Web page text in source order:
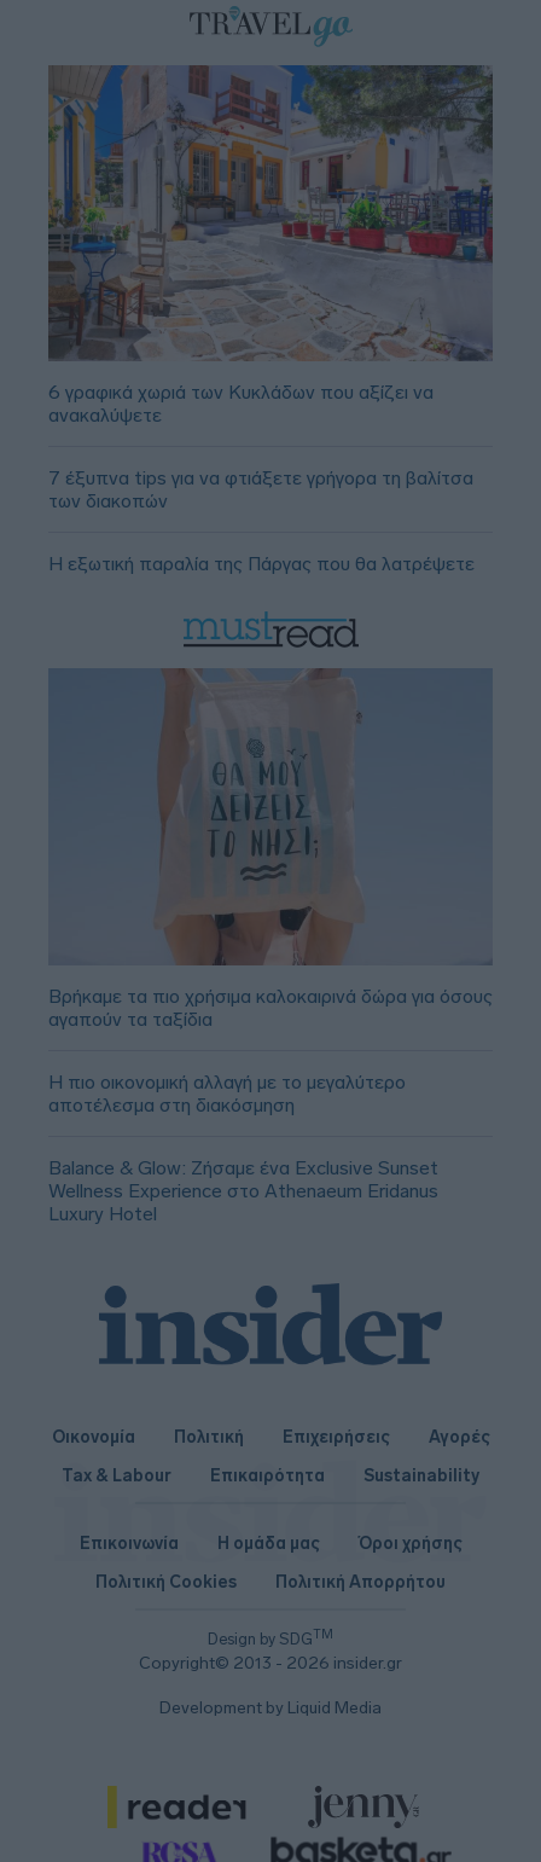
6 γραφικά χωριά των Κυκλάδων που αξίζει να
ανακαλύψετε
7 έξυπνα tips για να φτιάξετε γρήγορα τη βαλίτσα
των διακοπών
Η εξωτική παραλία της Πάργας που θα λατρέψετε
Βρήκαμε τα πιο χρήσιμα καλοκαιρινά δώρα για όσους
αγαπούν τα ταξίδια
Η πιο οικονομική αλλαγή με το μεγαλύτερο
αποτέλεσμα στη διακόσμηση
Balance & Glow: Ζήσαμε ένα Exclusive Sunset
Wellness Experience στο Athenaeum Eridanus
Luxury Hotel
Οικονομία Πολιτική Επιχειρήσεις
Αγορές
Tax & Labour
Επικαιρότητα Sustainability
Design by SDGTM
Copyright© 2013 - 2026 insider.gr
Επικοινωνία Η ομάδα μας
Όροι χρήσης
Πολιτική Cookies
Πολιτική Απορρήτου
Development by Liquid Media